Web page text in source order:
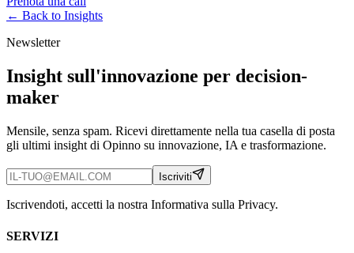
← Back to Insights
Newsletter
Insight sull'innovazione per decision-
maker
Mensile, senza spam. Ricevi direttamente nella tua casella di posta
gli ultimi insight di Opinno su innovazione, IA e trasformazione.
Iscriviti
Iscrivendoti, accetti la nostra Informativa sulla Privacy.
SERVIZI